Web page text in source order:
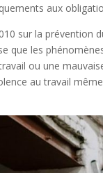
aux
sur la
que les
ou une
au travail